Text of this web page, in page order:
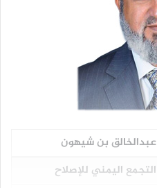
عبدالخالق بن شيهون
التجمع اليمني للإصلاح